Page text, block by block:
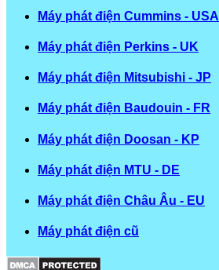
Máy phát điện Cummins - USA
Máy phát điện Perkins - UK
Máy phát điện Mitsubishi - JP
Máy phát điện Baudouin - FR
Máy phát điện Doosan - KP
Máy phát điện MTU - DE
Máy phát điện Châu Âu - EU
Máy phát điện cũ